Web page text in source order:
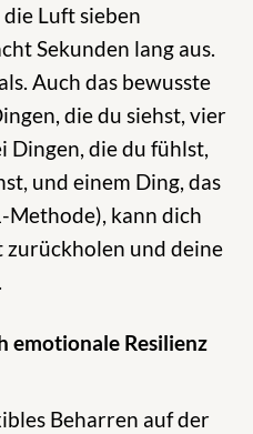
Luft sieben
Sekunden lang aus.
Auch das bewusste
die du siehst, vier
Dingen, die du fühlst,
und einem Ding, das
Methode), kann dich
zurückholen und deine
emotionale Resilienz
Beharren auf der